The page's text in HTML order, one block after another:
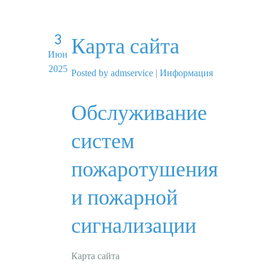
3
Июн
2025
Карта сайта
Posted by admservice | Информация
Обслуживание
систем
пожаротушения
и пожарной
сигнализации
Карта сайта